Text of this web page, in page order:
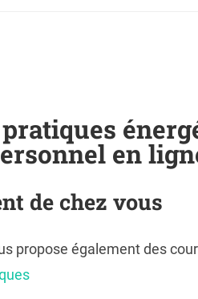
en
de chez vous
propose également des